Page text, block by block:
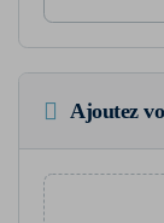
Ajoutez